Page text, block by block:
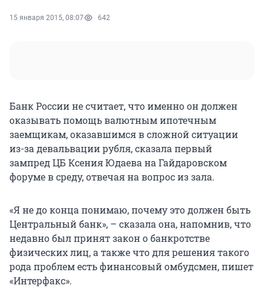
15 января 2015, 08:07 642
Банк России не считает, что именно он должен
оказывать помощь валютным ипотечным
заемщикам, оказавшимся в сложной ситуации
из-за девальвации рубля, сказала первый
зампред ЦБ Ксения Юдаева на Гайдаровском
форуме в среду, отвечая на вопрос из зала.
«Я не до конца понимаю, почему это должен быть
Центральный банк», – сказала она, напомнив, что
недавно был принят закон о банкротстве
физических лиц, а также что для решения такого
рода проблем есть финансовый омбудсмен, пишет
«Интерфакс».